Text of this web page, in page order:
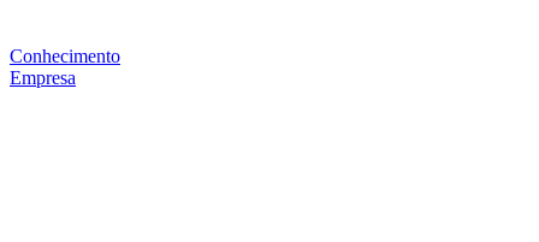
Conhecimento
Empresa